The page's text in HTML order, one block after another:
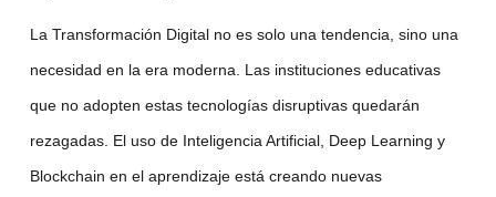
La Transformación Digitalno es solo una tendencia, sino una
necesidad en la era moderna. Las instituciones educativas
que no adopten estas tecnologías disruptivas quedarán
rezagadas. El uso de Inteligencia Artificial, Deep Learning y
Blockchain en el aprendizaje está creando nuevas